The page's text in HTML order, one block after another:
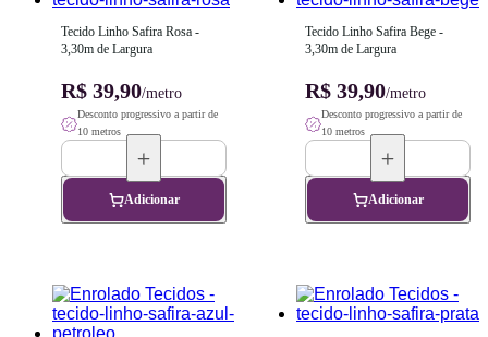
Tecido Linho Safira Rosa -
3,30m de Largura
R$ 39,90/metro
Desconto progressivo a partir de
10 metros
Adicionar
Tecido Linho Safira Bege -
3,30m de Largura
R$ 39,90/metro
Desconto progressivo a partir de
10 metros
Adicionar